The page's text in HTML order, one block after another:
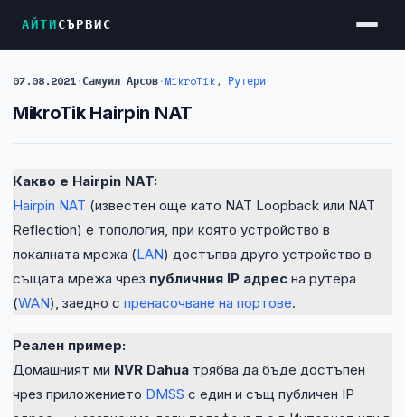
АЙТИСЪРВИС
Услуги
Достъп до Интернет
Видеонаблюдение
Фирмени мрежи
Firewall и VPN
Хостинг и VPS сървъри
Абонаментна IT поддръжка
07.08.2021·Самуил Арсов·MikroTik, Рутери
MikroTik Hairpin NAT
Какво е Hairpin NAT:
Hairpin NAT (известен още като NAT Loopback или NAT
Reflection) е топология, при която устройство в
локалната мрежа (LAN) достъпва друго устройство в
същата мрежа чрез публичния IP адрес на рутера
(WAN), заедно с пренасочване на портове.
Реален пример:
Домашният ми NVR Dahua трябва да бъде достъпен
чрез приложението DMSS с един и същ публичен IP